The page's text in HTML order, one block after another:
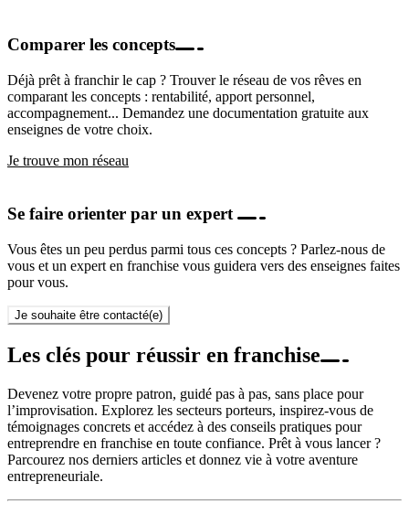
Comparer les concepts
Déjà prêt à franchir le cap ? Trouver le réseau de vos rêves en
comparant les concepts : rentabilité, apport personnel,
accompagnement... Demandez une documentation gratuite aux
enseignes de votre choix.
Je trouve mon réseau
Se faire orienter par un expert
Vous êtes un peu perdus parmi tous ces concepts ? Parlez-nous de
vous et un expert en franchise vous guidera vers des enseignes faites
pour vous.
Je souhaite être contacté(e)
Les clés pour réussir en franchise
Devenez votre propre patron, guidé pas à pas, sans place pour
l’improvisation. Explorez les secteurs porteurs, inspirez-vous de
témoignages concrets et accédez à des conseils pratiques pour
entreprendre en franchise en toute confiance. Prêt à vous lancer ?
Parcourez nos derniers articles et donnez vie à votre aventure
entrepreneuriale.